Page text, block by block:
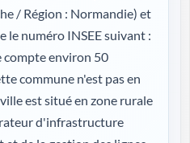
/ Région : Normandie) et
le numéro INSEE suivant :
compte environ 50
commune n'est pas en
est situé en zone rurale
d'infrastructure